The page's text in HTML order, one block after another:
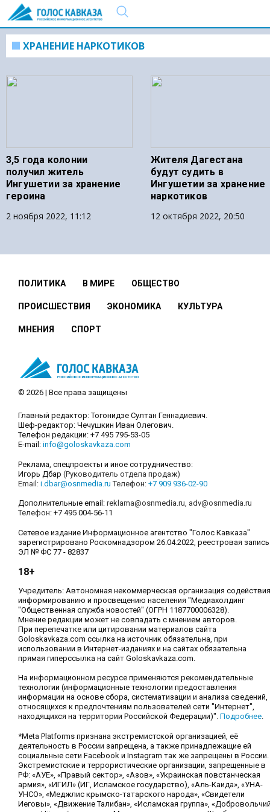
ХРАНЕНИЕ НАРКОТИКОВ
3,5 года колонии
получил житель
Ингушетии за хранение
героина
2 ноября 2022, 11:12
Жителя Дагестана
будут судить в
Ингушетии за хранение
наркотиков
12 октября 2022, 20:50
ПОЛИТИКА В МИРЕ ОБЩЕСТВО
ПРОИСШЕСТВИЯ ЭКОНОМИКА КУЛЬТУРА
МНЕНИЯ СПОРТ
© 2026 | Все права защищены
Главный редактор: Тогонидзе Султан Геннадиевич.
Шеф-редактор: Чечушкин Иван Олегович.
Телефон редакции: +7 495 795-53-05
E-mail: info@goloskavkaza.com
Реклама, спецпроекты и иное сотрудничество:
Игорь Дбар (Руководитель отдела продаж)
Email: i.dbar@osnmedia.ru Телефон: +7 909 936-02-90
Дополнительные email: reklama@osnmedia.ru, adv@osnmedia.ru
Телефон: +7 495 004-56-11
Сетевое издание Информационное агентство "Голос Кавказа"
зарегистрировано Роскомнадзором 26.04.2022, реестровая запись
ЭЛ № ФС 77 - 82837
18+
Учредитель: Автономная некоммерческая организация содействия
информированию и просвещению населения "Медиахолдинг
"Общественная служба новостей" (ОГРН 1187700006328).
Мнение редакции может не совпадать с мнением авторов.
При перепечатке или цитировании материалов сайта
Goloskavkaza.com ссылка на источник обязательна, при
использовании в Интернет-изданиях и на сайтах обязательна
прямая гиперссылка на сайт Goloskavkaza.com.
На информационном ресурсе применяются рекомендательные
технологии (информационные технологии предоставления
информации на основе сбора, систематизации и анализа сведений,
относящихся к предпочтениям пользователей сети "Интернет",
находящихся на территории Российской Федерации)". Подробнее.
*Meta Platforms признана экстремистской организацией, её
деятельность в России запрещена, а также принадлежащие ей
социальные сети Facebook и Instagram так же запрещены в России.
Экстремистские и террористические организации, запрещенные в
РФ: «АУЕ», «Правый сектор», «Азов», «Украинская повстанческая
армия», «ИГИЛ» (ИГ, Исламское государство), «Аль-Каида», «УНА-
УНСО», «Меджлис крымско-татарского народа», «Свидетели
Иеговы», «Движение Талибан», «Исламская группа»,